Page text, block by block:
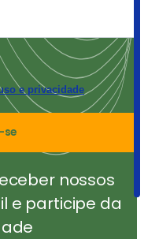
e privacidade
se
nossos
e participe da